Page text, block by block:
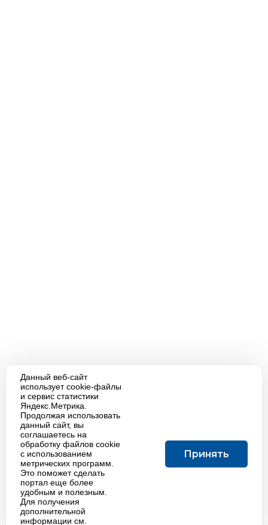
Данный веб-сайт
использует cookie-файлы
и сервис статистики
Яндекс.Метрика.
Продолжая использовать
данный сайт, вы
соглашаетесь на
обработку файлов cookie
с использованием
метрических программ.
Это поможет сделать
портал еще более
удобным и полезным.
Для получения
дополнительной
информации см.
Принять